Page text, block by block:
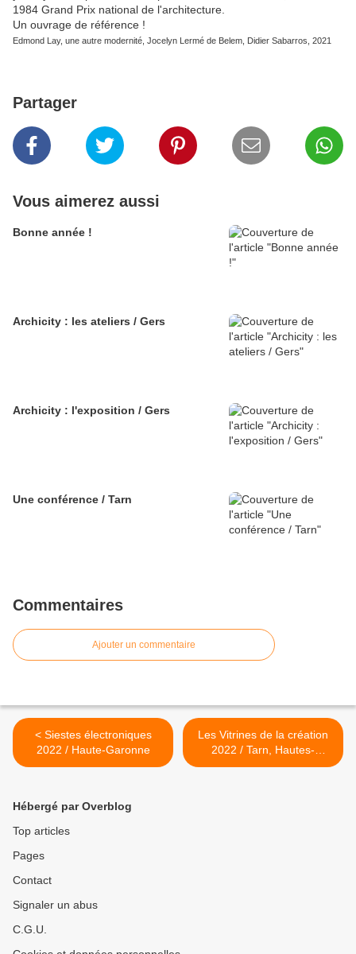
1984 Grand Prix national de l'architecture.
Un ouvrage de référence !
Edmond Lay, une autre modernité, Jocelyn Lermé de Belem, Didier Sabarros, 2021
Partager
Vous aimerez aussi
Bonne année !
Archicity : les ateliers / Gers
Archicity : l'exposition / Gers
Une conférence / Tarn
Commentaires
Ajouter un commentaire
< Siestes électroniques
2022 / Haute-Garonne
Les Vitrines de la création
2022 / Tarn, Hautes-
Pyrénées, Haute-Garonne
Hébergé par Overblog
Top articles
Pages
Contact
Signaler un abus
C.G.U.